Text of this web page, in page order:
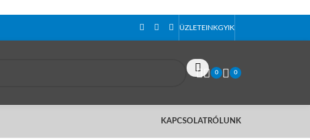
ÜZLETEINKGYIK
0 0
KAPCSOLATRÓLUNK